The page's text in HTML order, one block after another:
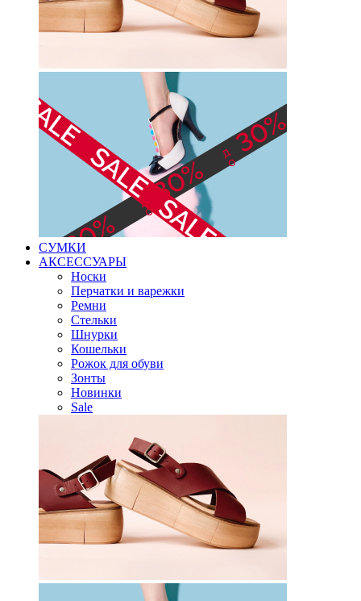
СУМКИ
АКСЕССУАРЫ
Носки
Перчатки и варежки
Ремни
Стельки
Шнурки
Кошельки
Рожок для обуви
Зонты
Новинки
Sale